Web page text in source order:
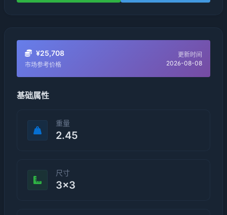
¥25,708
市场参考价格
更新时间
2026-08-08
基础属性
重量
2.45
尺寸
3×3